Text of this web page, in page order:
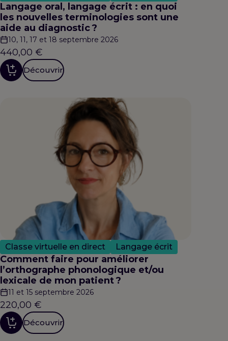
Langage oral, langage écrit : en quoi
les nouvelles terminologies sont une
aide au diagnostic ?
10, 11, 17 et 18 septembre 2026
440,00 €
Découvrir
Classe virtuelle en direct Langage écrit
Comment faire pour améliorer
l’orthographe phonologique et/ou
lexicale de mon patient ?
11 et 15 septembre 2026
220,00 €
Découvrir